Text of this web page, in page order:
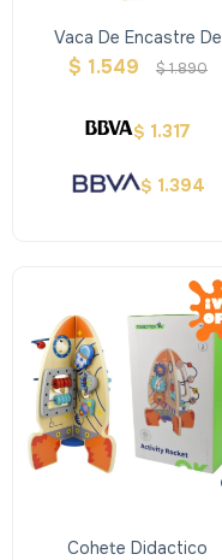
Vaca De Encastre De
Madera
$ 1.549 $1.890
$ 1.317
$ 1.394
Cohete Didactico